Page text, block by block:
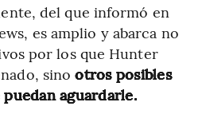
del que informó en
es amplio y abarca no
por los que Hunter
sinootros posibles
aguardarle.